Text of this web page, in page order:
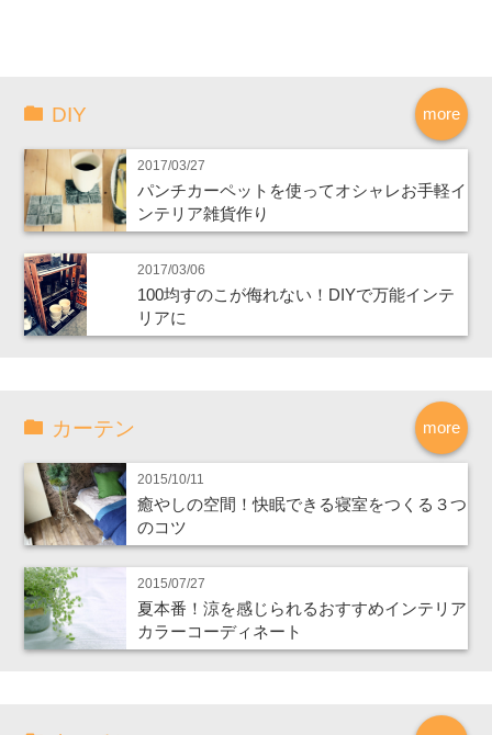
more
DIY
2017/03/27
パンチカーペットを使ってオシャレお手軽イ
ンテリア雑貨作り
2017/03/06
100均すのこが侮れない！DIYで万能インテ
リアに
more
カーテン
2015/10/11
癒やしの空間！快眠できる寝室をつくる３つ
のコツ
2015/07/27
夏本番！涼を感じられるおすすめインテリア
カラーコーディネート